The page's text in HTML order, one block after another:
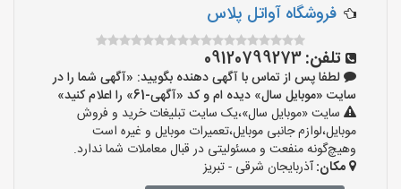
فروشگاه آواتل پلاس
تلفن:09120799273
لطفا پس از تماس با آگهی دهنده بگویید: «آگهی شما را در
سایت «موبایل سال» دیده ام و کد «آگهی-61» را اعلام کنید»
سایت «موبایل سال»،یک سایت تبلیغات خرید و فروش
موبایل،لوازم جانبی موبایل،تعمیرات موبایل و غیره است
وهیچ‌گونه منفعت و مسئولیتی در قبال معاملات شما ندارد.
مکان:آذربایجان شرقی - تبریز